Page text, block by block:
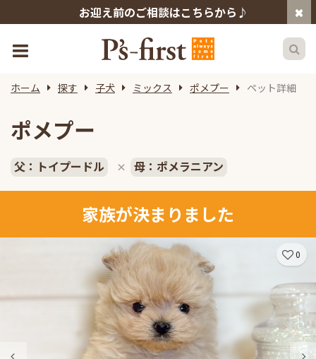
お迎え前のご相談はこちらから♪
ホーム 探す 子犬 ミックス ポメプー ペット詳細
ポメプー
父：トイプードル × 母：ポメラニアン
家族が決まりました
0